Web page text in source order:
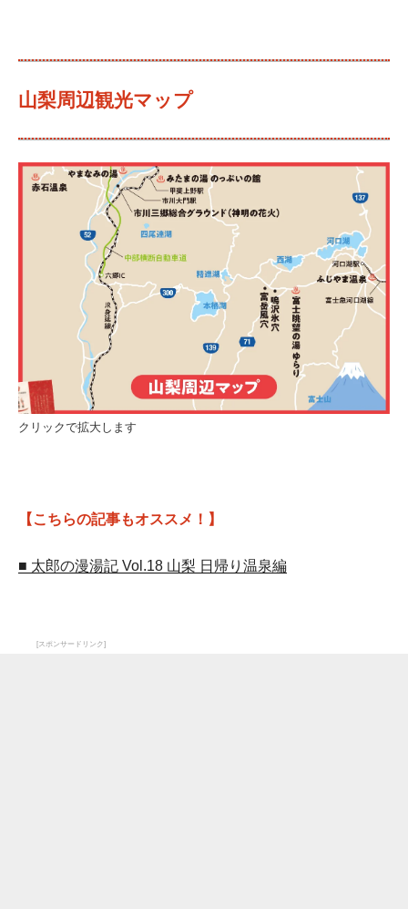
山梨周辺観光マップ
クリックで拡大します
【こちらの記事もオススメ！】
■ 太郎の漫湯記 Vol.18 山梨 日帰り温泉編
[スポンサードリンク]